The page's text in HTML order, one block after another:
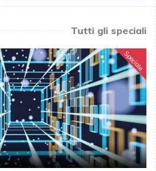
Tutti gli speciali
Speciale